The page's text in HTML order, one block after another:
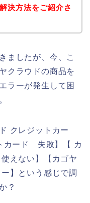
決方法をご紹介さ
ましたが、今、こ
クラウドの商品を
ラーが発生して困
クレジットカー
カード 失敗】【 カ
えない】【カゴヤ
】という感じで調
？